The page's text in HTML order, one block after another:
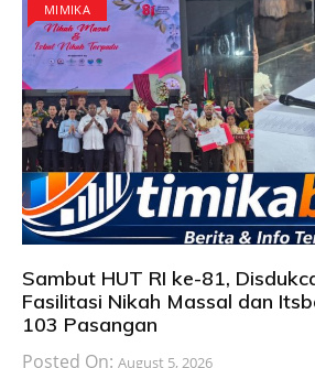
MIMIKA
Sambut HUT RI ke-81,
Fasilitasi Nikah Massal dan
103 Pasangan
Posted On: August 5, 2026